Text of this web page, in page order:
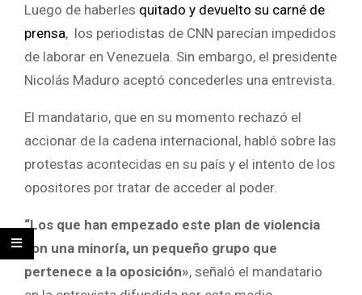
Luego de haberles quitado y devuelto su carné de
prensa, los periodistas de CNN parecían impedidos
de laborar en Venezuela. Sin embargo, el presidente
Nicolás Maduro aceptó concederles una entrevista.
El mandatario, que en su momento rechazó el
accionar de la cadena internacional, habló sobre las
protestas acontecidas en su país y el intento de los
opositores por tratar de acceder al poder.
“Los que han empezado este plan de violencia
son una minoría, un pequeño grupo que
pertenece a la oposición», señaló el mandatario